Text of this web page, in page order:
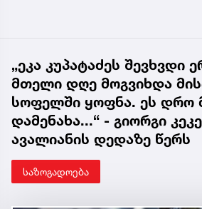
„ეკა კუპატაძეს შევხვდი
მთელი დღე მოგვიხდა
სოფელში ყოფნა. ეს დრო
დამენახა...“ - გიორგი
ავალიანის დედაზე წერს
საზოგადოება